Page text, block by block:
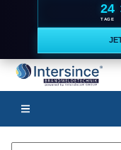
24
TAGE